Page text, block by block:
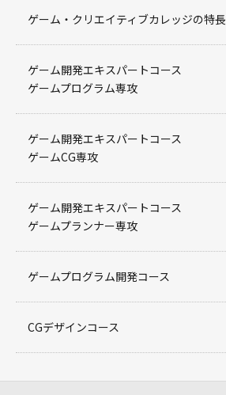
ゲーム・クリエイティブカレッジの特長
ゲーム開発エキスパートコース
ゲームプログラム専攻
ゲーム開発エキスパートコース
ゲームCG専攻
ゲーム開発エキスパートコース
ゲームプランナー専攻
ゲームプログラム開発コース
CGデザインコース